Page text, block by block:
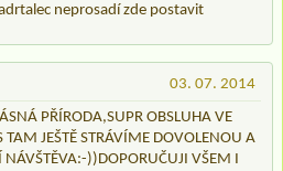
neprosadí zde postavit
03. 07. 2014
PŘÍRODA,SUPR OBSLUHA VE
TAM JEŠTĚ STRÁVÍME DOVOLENOU A
NÁVŠTĚVA:-))DOPORUČUJI VŠEM I